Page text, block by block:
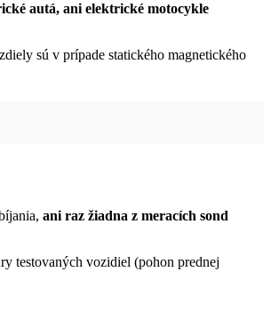
autá, ani elektrické motocykle
sú v prípade statického magnetického
ani raz žiadna z meracích sond
testovaných vozidiel (pohon prednej